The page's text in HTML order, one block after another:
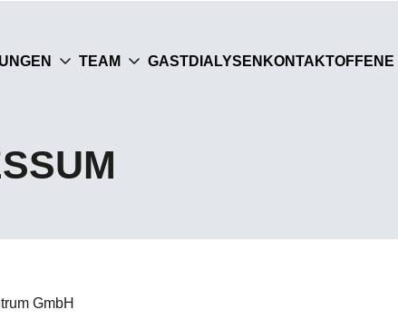
TEAM GASTDIALYSEN KONTAKTOFFENE
GmbH